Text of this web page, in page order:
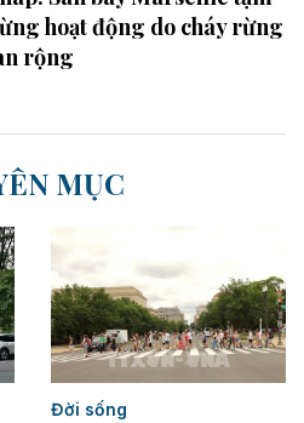
hoạt động do cháy rừng
rộng
MỤC
Đời sống